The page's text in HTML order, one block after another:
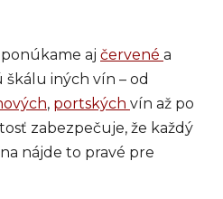
aj červené a
škálu iných vín – od
, portských vín až po
zabezpečuje, že každý
nájde to pravé pre